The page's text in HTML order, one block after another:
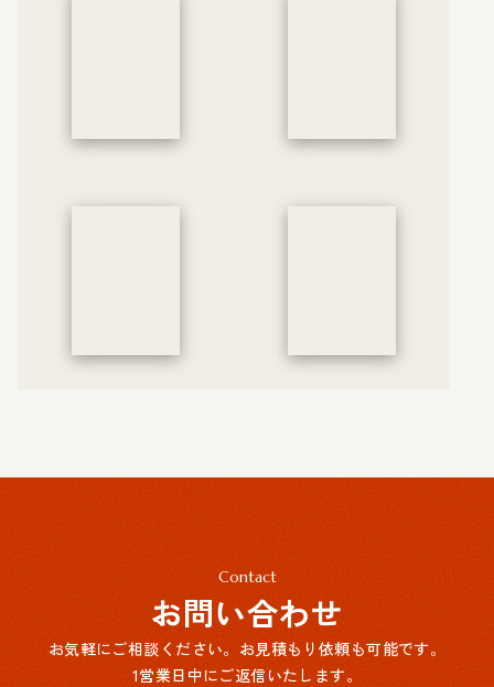
Contact
お問い合わせ
お気軽にご相談ください。お見積もり依頼も可能です。
1営業日中にご返信いたします。